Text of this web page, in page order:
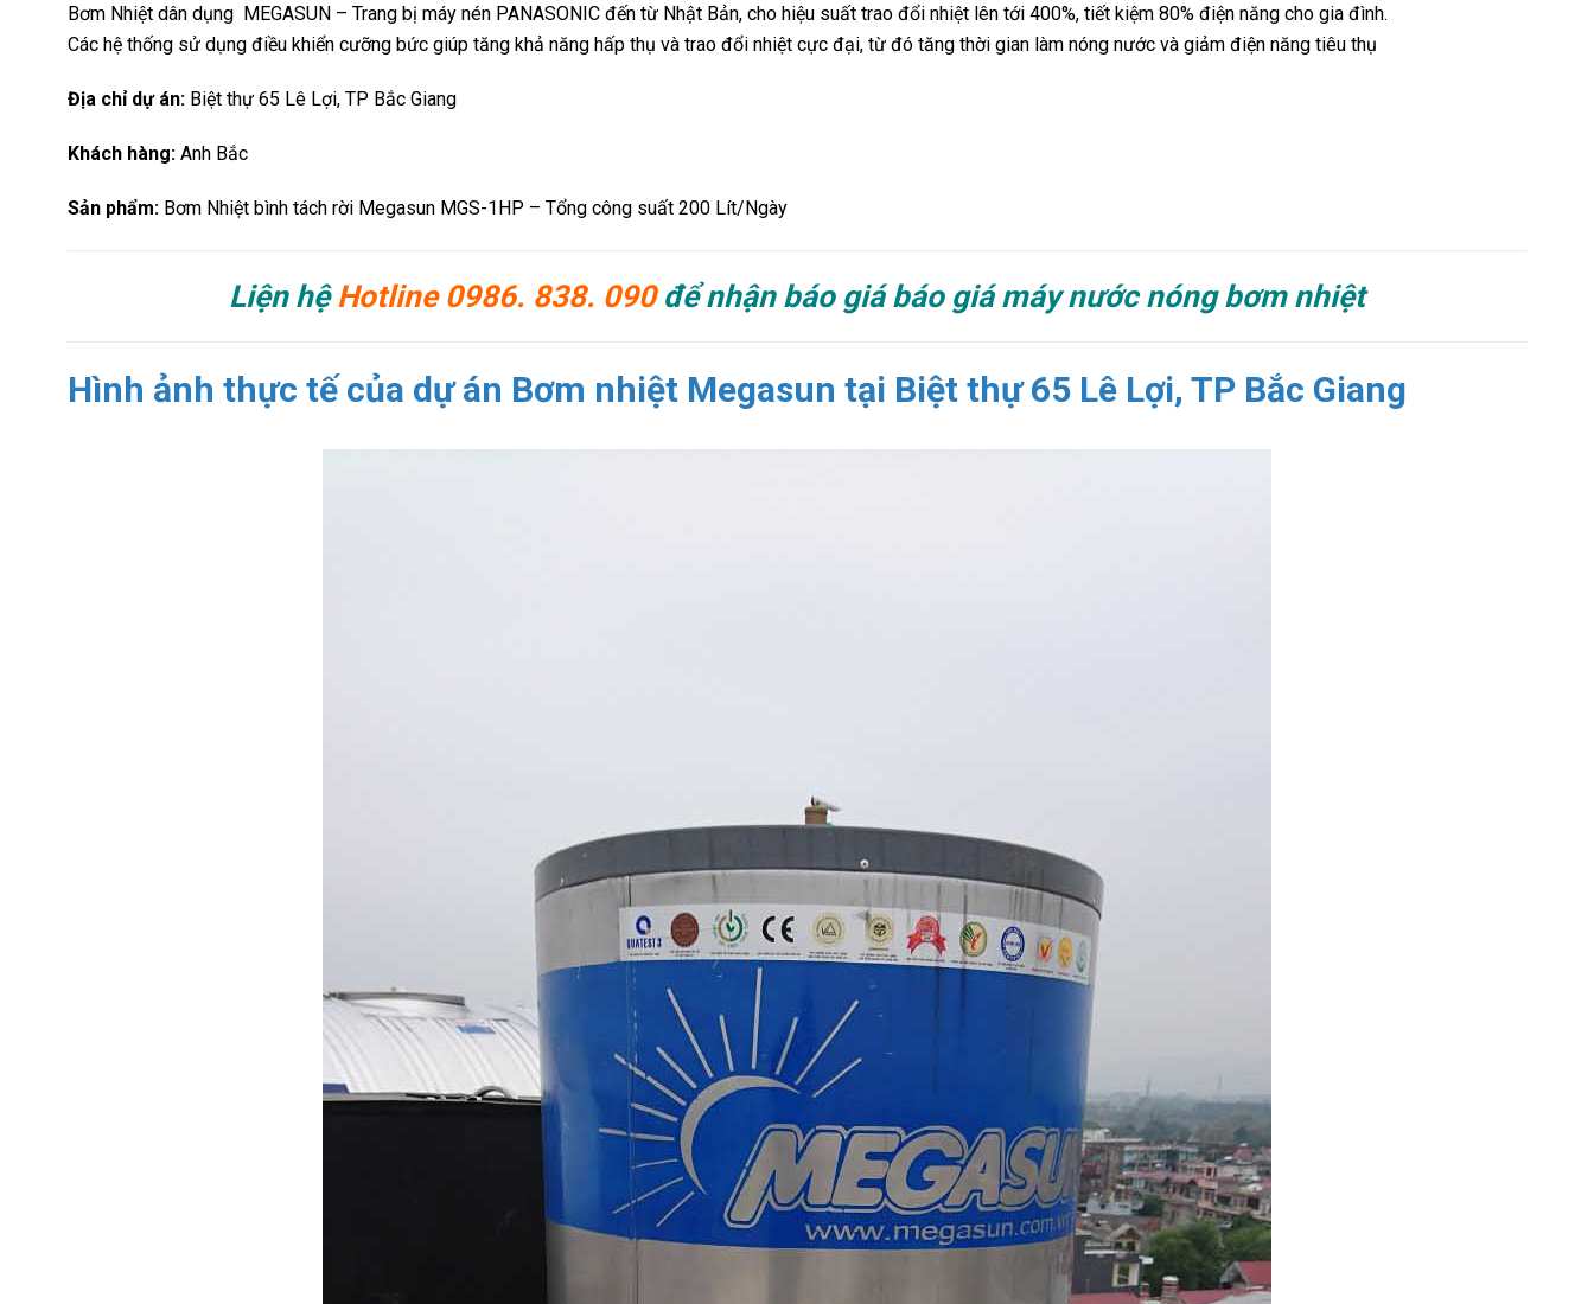
Bơm Nhiệt dân dụng MEGASUN – Trang bị máy nén PANASONIC đến từ Nhật Bản, cho hiệu suất trao đổi nhiệt lên tới 400%, tiết kiệm 80% điện năng cho gia đình.
Các hệ thống sử dụng điều khiển cưỡng bức giúp tăng khả năng hấp thụ và trao đổi nhiệt cực đại, từ đó tăng thời gian làm nóng nước và giảm điện năng tiêu thụ
Địa chỉ dự án: Biệt thự 65 Lê Lợi, TP Bắc Giang
Khách hàng: Anh Bắc
Sản phẩm: Bơm Nhiệt bình tách rời Megasun MGS-1HP – Tổng công suất 200 Lít/Ngày
Liện hệHotline 0986. 838. 090để nhận báo giá báo giá máy nước nóng bơm nhiệt
Hình ảnh thực tế của dự án Bơm nhiệt Megasun tại Biệt thự 65 Lê Lợi, TP Bắc Giang